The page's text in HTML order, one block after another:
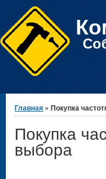
Вы здесь
Главная » Покупка
Покупка
выбора